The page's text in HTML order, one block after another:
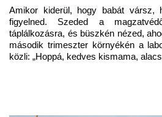
Amikor kiderül, hogy babát vársz,
figyelned. Szeded a
táplálkozásra, és büszkén nézed,
második trimeszter környékén a
közli: „Hoppá, kedves kismama,